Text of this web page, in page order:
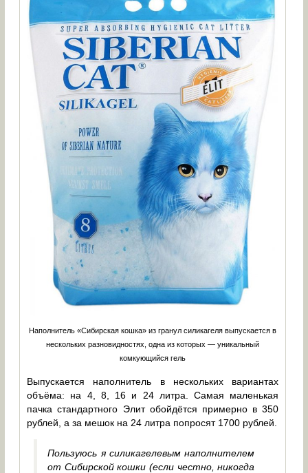
Наполнитель «Сибирская кошка» из гранул силикагеля выпускается в
нескольких разновидностях, одна из которых — уникальный
комкующийся гель
Выпускается наполнитель в нескольких вариантах
объёма: на 4, 8, 16 и 24 литра. Самая маленькая
пачка стандартного Элит обойдётся примерно в 350
рублей, а за мешок на 24 литра попросят 1700 рублей.
Пользуюсь я силикагелевым наполнителем
от Сибирской кошки (если честно, никогда